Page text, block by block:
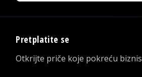
Pretplatite se
Otkrijte priče koje pokreću biznis